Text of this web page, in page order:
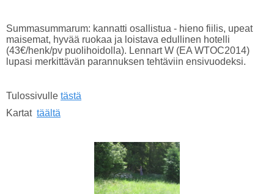
Summasummarum: kannatti osallistua - hieno fiilis, upeat
maisemat, hyvää ruokaa ja loistava edullinen hotelli
(43€/henk/pv puolihoidolla). Lennart W (EA WTOC2014)
lupasi merkittävän parannuksen tehtäviin ensivuodeksi.
Tulossivulle tästä
Kartat täältä